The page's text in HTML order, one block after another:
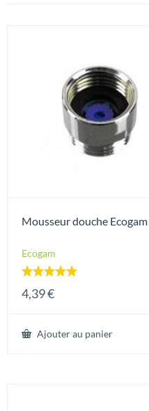
Mousseur douche
Ecogam
5.00
4,39€
Ajouter au panier